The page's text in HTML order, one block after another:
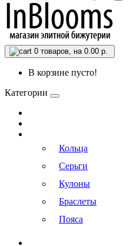
0 товаров, на 0.00 р.
В корзине пусто!
Категории
Кольца
Серьги
Кулоны
Браслеты
Пояса